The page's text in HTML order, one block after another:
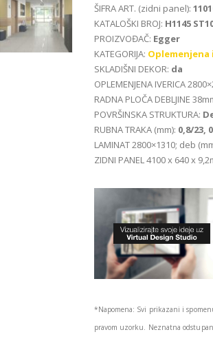
ŠIFRA ART. (zidni panel):
KATALOŠKI BROJ: H1145
PROIZVOĐAČ: Egger
KATEGORIJA: Oplemenjena
SKLADIŠNI DEKOR: da
OPLEMENJENA IVERICA
RADNA PLOČA DEBLJINE
POVRŠINSKA STRUKTURA:
RUBNA TRAKA (mm): 0,8/23,
LAMINAT 2800×1310; deb
ZIDNI PANEL 4100 x 640 x
*Napomena: Svi prikazani i
pravom uzorku. Neznatna